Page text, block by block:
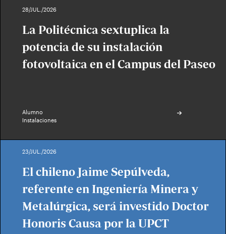
28/JUL./2026
La Politécnica sextuplica la
potencia de su instalación
fotovoltaica en el Campus del Paseo
Alumno
Instalaciones
23/JUL./2026
El chileno Jaime Sepúlveda,
referente en Ingeniería Minera y
Metalúrgica, será investido Doctor
Honoris Causa por la UPCT